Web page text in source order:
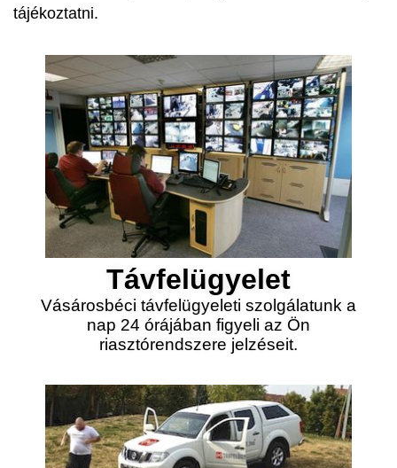
tájékoztatni.
Távfelügyelet
Vásárosbéci távfelügyeleti szolgálatunk a
nap 24 órájában figyeli az Ön
riasztórendszere jelzéseit.